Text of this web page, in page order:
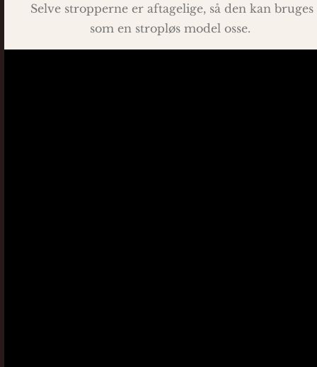
Selve stropperne er aftagelige, så den kan bruges
som en stropløs model osse.